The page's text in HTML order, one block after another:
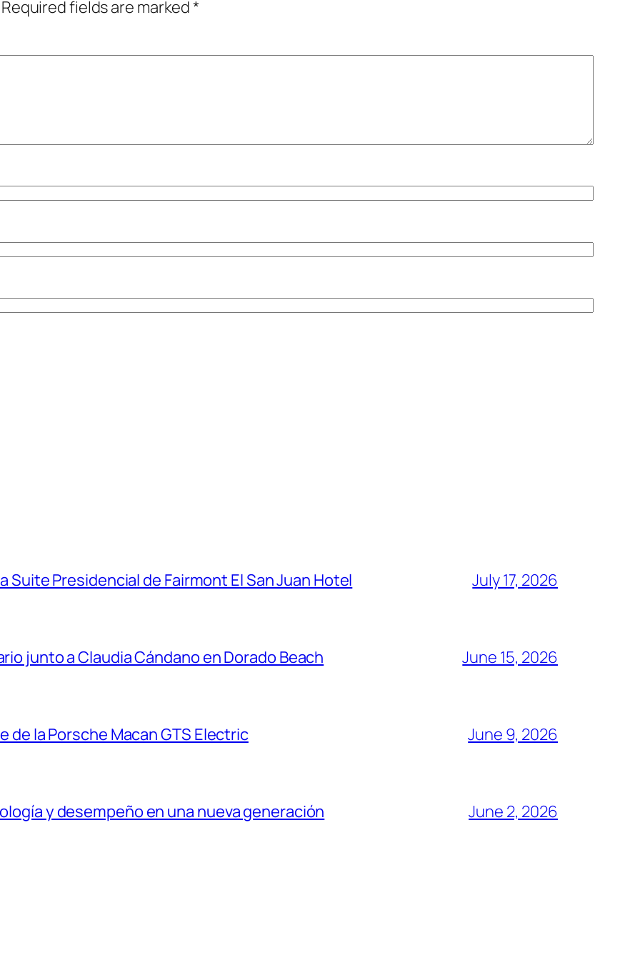
Required fields are marked*
Suite Presidencial de Fairmont El San Juan Hotel July 17, 2026
junto a Claudia Cándano en Dorado Beach June 15, 2026
de la Porsche Macan GTS Electric June 9, 2026
y desempeño en una nueva generación June 2, 2026